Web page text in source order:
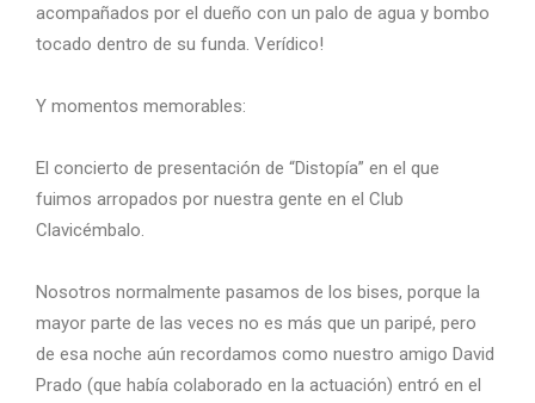
acompañados por el dueño con un palo de agua y bombo
tocado dentro de su funda. Verídico!
Y momentos memorables:
El concierto de presentación de “Distopía” en el que
fuimos arropados por nuestra gente en el Club
Clavicémbalo.
Nosotros normalmente pasamos de los bises, porque la
mayor parte de las veces no es más que un paripé, pero
de esa noche aún recordamos como nuestro amigo David
Prado (que había colaborado en la actuación) entró en el